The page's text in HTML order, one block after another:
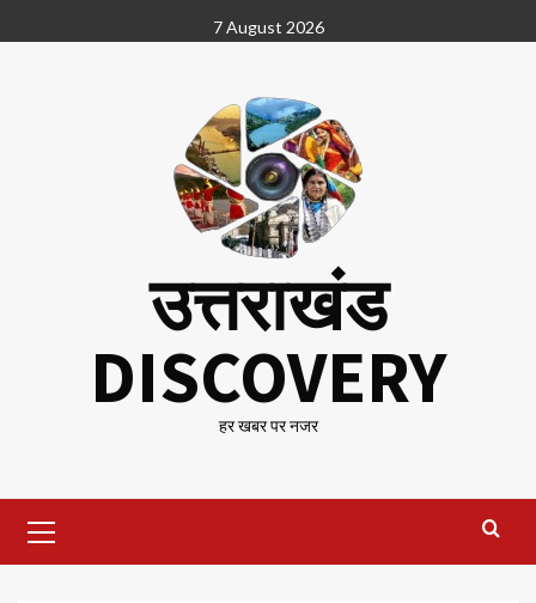
to
7 August 2026
उत्तराखंड
DISCOVERY
हर खबर पर नजर
Menu